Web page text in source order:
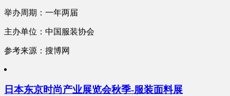
举办周期：一年两届
主办单位：中国服装协会
参考来源：搜博网
日本东京时尚产业展览会秋季-服装面料展